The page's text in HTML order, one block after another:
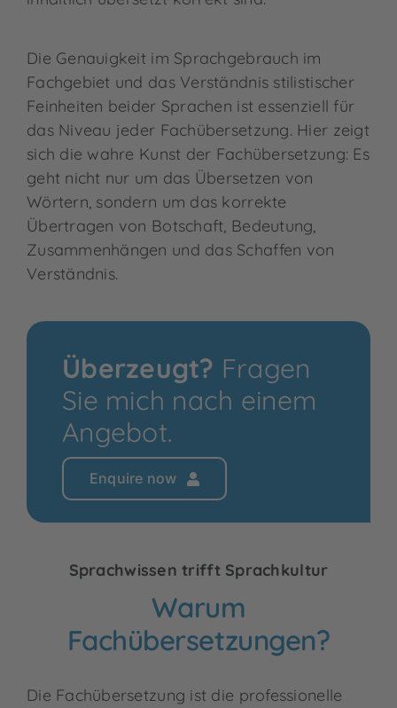
Die Genauigkeit im Sprachgebrauch im
Fachgebiet und das Verständnis stilistischer
Feinheiten beider Sprachen ist essenziell für
das Niveau jeder Fachübersetzung. Hier zeigt
sich die wahre Kunst der Fachübersetzung: Es
geht nicht nur um das Übersetzen von
Wörtern, sondern um das korrekte
Übertragen von Botschaft, Bedeutung,
Zusammenhängen und das Schaffen von
Verständnis.
Überzeugt? Fragen
Sie mich nach einem
Angebot.
Enquire now
Sprachwissen trifft Sprachkultur
Warum
Fachübersetzungen?
Die Fachübersetzung ist die professionelle